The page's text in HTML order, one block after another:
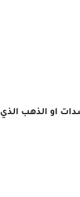
او الذهب الذي